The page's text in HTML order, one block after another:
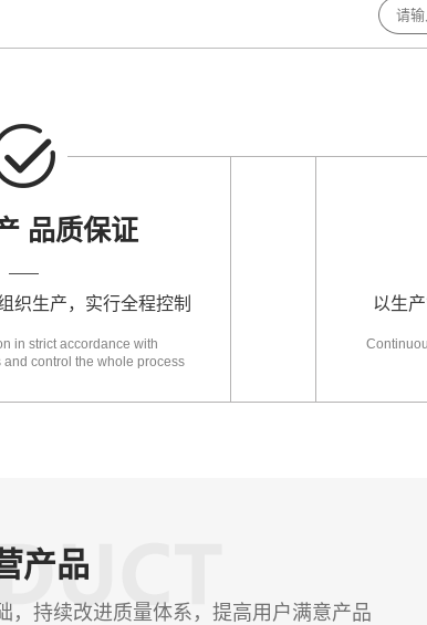
品质保证
织生产，实行全程控制
in strict accordance with
control the whole process
以生
产品
，持续改进质量体系，提高用户满意产品